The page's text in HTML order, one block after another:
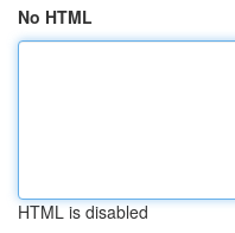
No HTML
HTML is disabled